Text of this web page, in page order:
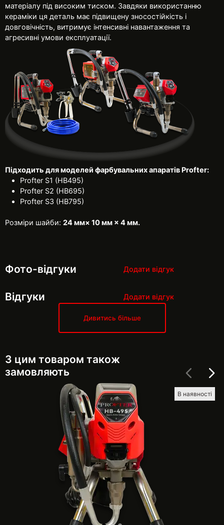
матеріалу під високим тиском. Завдяки використанню
кераміки ця деталь має підвищену зносостійкість і
довговічність, витримує інтенсивні навантаження та
агресивні умови експлуатації.
Підходить для моделей фарбувальних апаратів Profter:
Profter S1 (HB495)
Profter S2 (HB695)
Profter S3 (HB795)
Розміри шайби: 24 мм× 10 мм × 4 мм.
Фото-відгуки Додати відгук
Відгуки Додати відгук
Дивитись більше
З цим товаром також
замовляють
В наявності